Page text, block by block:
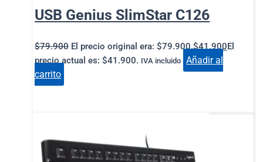
USB Genius SlimStar C126
$79.900 El precio original era: $79.900.$41.900El
precio actual es: $41.900. IVA incluido
Añadir al
carrito